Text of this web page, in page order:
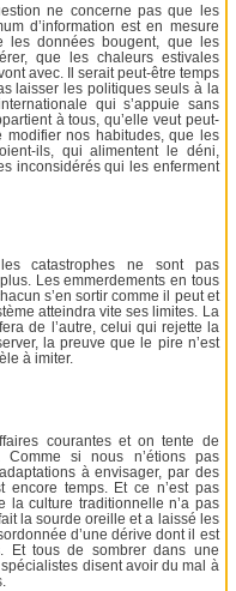
ne concerne pas que les
d’information est en mesure
les données bougent, que les
que les chaleurs estivales
avec. Il serait peut-être temps
laisser les politiques seuls à la
qui s’appuie sans
à tous, qu’elle veut peut-
modifier nos habitudes, que les
ils, qui alimentent le déni,
inconsidérés qui les enferment
catastrophes ne sont pas
Les emmerdements en tous
s’en sortir comme il peut et
atteindra vite ses limites. La
de l’autre, celui qui rejette la
la preuve que le pire n’est
à imiter.
courantes et on tente de
si nous n’étions pas
à envisager, par des
encore temps. Et ce n’est pas
la culture traditionnelle n’a pas
la sourde oreille et a laissé les
d’une dérive dont il est
Et tous de sombrer dans une
disent avoir du mal à